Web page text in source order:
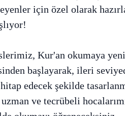
için özel olarak
Kur'an okumaya
başlayarak, ileri
edecek şekilde
uzman ve tecrübeli